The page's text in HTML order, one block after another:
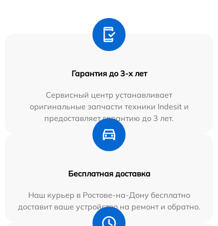
Гарантия до 3-х лет
Сервисный центр устанавливает
оригинальные запчасти техники Indesit и
предоставляет гарантию до 3 лет.
Бесплатная доставка
Наш курьер в Ростове-на-Дону бесплатно
доставит ваше устройство на ремонт и обратно.